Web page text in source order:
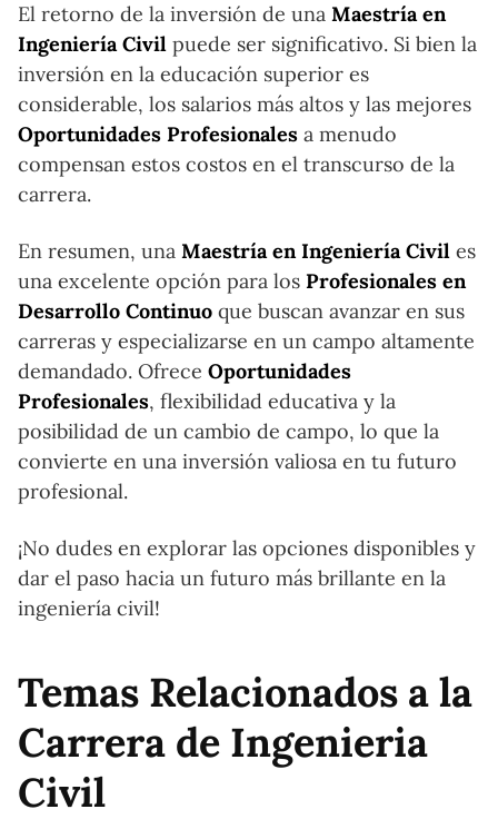
El retorno de la inversión de una Maestría en
Ingeniería Civil puede ser significativo. Si bien la
inversión en la educación superior es
considerable, los salarios más altos y las mejores
Oportunidades Profesionales a menudo
compensan estos costos en el transcurso de la
carrera.
En resumen, una Maestría en Ingeniería Civil es
una excelente opción para los Profesionales en
Desarrollo Continuo que buscan avanzar en sus
carreras y especializarse en un campo altamente
demandado. Ofrece Oportunidades
Profesionales, flexibilidad educativa y la
posibilidad de un cambio de campo, lo que la
convierte en una inversión valiosa en tu futuro
profesional.
¡No dudes en explorar las opciones disponibles y
dar el paso hacia un futuro más brillante en la
ingeniería civil!
Temas Relacionados a la
Carrera de Ingenieria
Civil